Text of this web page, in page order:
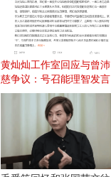
黄灿灿工作室回应与曾沛
慈争议：号召能理智发言